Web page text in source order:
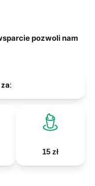
pozwoli nam
15 zł